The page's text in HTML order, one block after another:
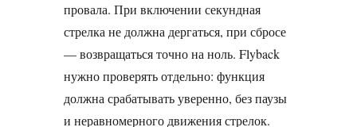
провала. При включении секундная
стрелка не должна дергаться, при сбросе
— возвращаться точно на ноль. Flyback
нужно проверять отдельно: функция
должна срабатывать уверенно, без паузы
и неравномерного движения стрелок.